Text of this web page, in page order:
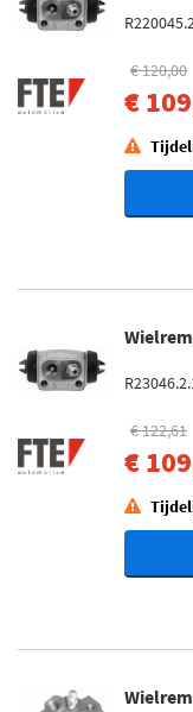
€ 120,00
€
€ 122,61
€